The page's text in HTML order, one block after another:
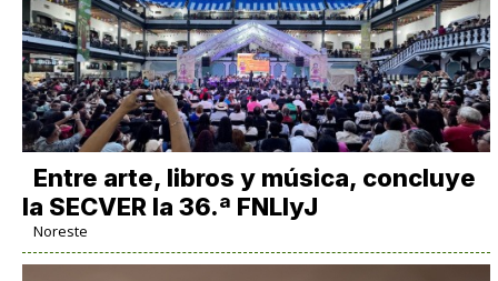
Entre arte, libros y música, concluye
la SECVER la 36.ª FNLIyJ
Noreste